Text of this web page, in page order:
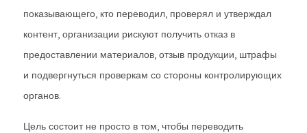
показывающего, кто переводил, проверял и утверждал
контент, организации рискуют получить отказ в
предоставлении материалов, отзыв продукции, штрафы
и подвергнуться проверкам со стороны контролирующих
органов.
Цель состоит не просто в том, чтобы переводить